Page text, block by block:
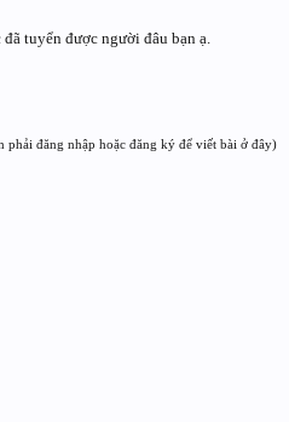
tuyển được người đâu bạn ạ.
phải đăng nhập hoặc đăng ký để viết bài ở đây)